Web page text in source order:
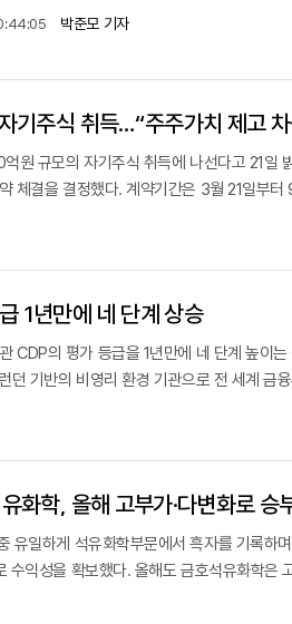
박준모 기자
기주식 취득…“주주가치 제고
원 규모의 자기주식 취득에 나선다고 21일
체결을 결정했다. 계약기간은 3월 21일부터
1년만에 네 단계 상승
CDP의 평가 등급을 1년만에 네 단계 높이
던 기반의 비영리 환경 기관으로 전 세계 금
화학, 올해 고부가·다변화로 승
유일하게 석유화학부문에서 흑자를 기록하
수익성을 확보했다. 올해도 금호석유화학은